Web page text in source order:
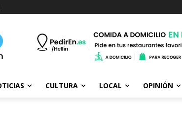
CULTURA LOCAL OPINIÓN